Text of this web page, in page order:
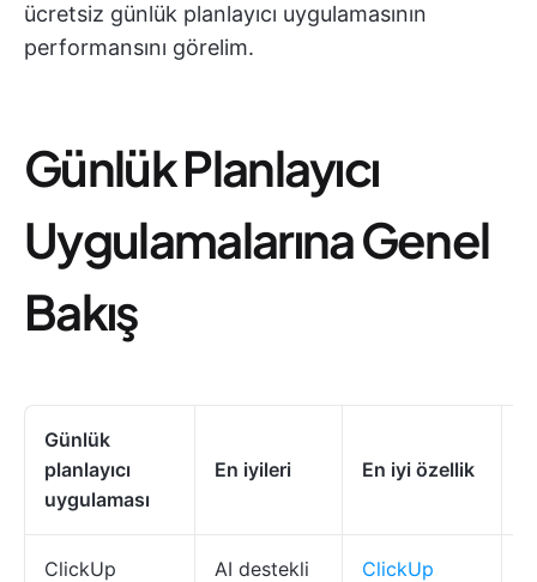
ücretsiz günlük planlayıcı uygulamasının
performansını görelim.
Günlük Planlayıcı
Uygulamalarına Genel
Bakış
Günlük
planlayıcı
uygulaması
En iyileri En iyi özellik
ClickUp
AI destekli
ClickUp